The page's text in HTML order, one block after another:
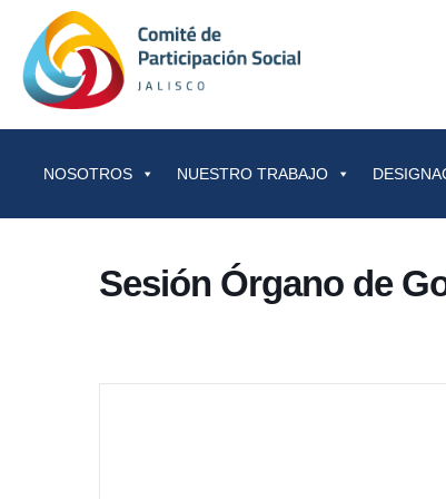
NOSOTROS NUESTRO TRABAJO
Sesión Órgano de